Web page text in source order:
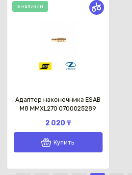
в наличии
Адаптер наконечника ESAB
М8 МMXL270 0700025289
2 020 ₸
Купить